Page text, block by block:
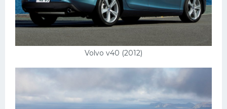
Volvo v40 (2012)